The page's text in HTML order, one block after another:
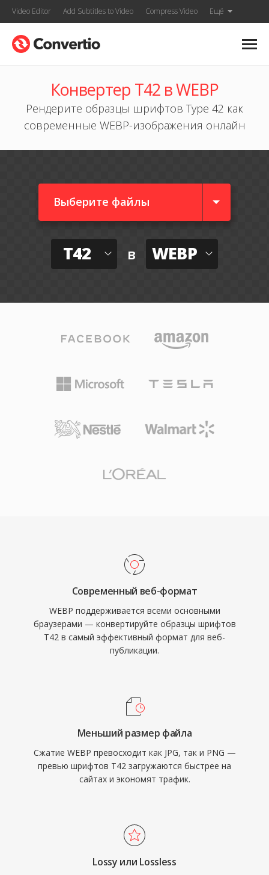
Video Editor Add Subtitles to Video Compress Video Ещё
Конвертер T42 в WEBP
Рендерите образцы шрифтов Type 42 как
современные WEBP-изображения онлайн
Выберите файлы
T42 в WEBP
Современный веб-формат
WEBP поддерживается всеми основными
браузерами — конвертируйте образцы шрифтов
T42 в самый эффективный формат для веб-
публикации.
Меньший размер файла
Сжатие WEBP превосходит как JPG, так и PNG —
превью шрифтов T42 загружаются быстрее на
сайтах и экономят трафик.
Lossy или Lossless